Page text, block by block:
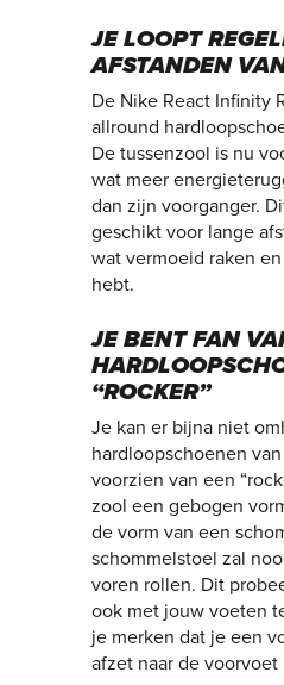
JE LOOPT
AFSTANDEN
De Nike React Infinity
allround
De tussenzool is nu
wat meer
dan zijn voorganger.
geschikt voor lange
wat vermoeid raken
hebt.
JE BENT FAN
“ROCKER”
Je kan er bijna niet
hardloopschoenen
voorzien van een
zool een gebogen
de vorm van een
schommelstoel zal
voren rollen. Dit
ook met jouw voeten
je merken dat je een
afzet naar de voorvoet